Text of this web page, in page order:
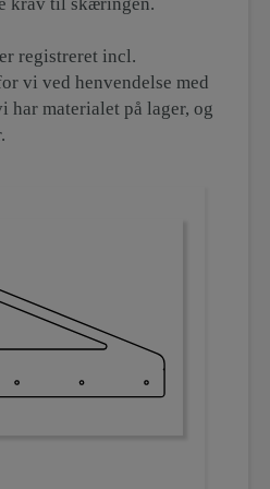
registreret incl.
vi ved henvendelse med
har materialet på lager, og